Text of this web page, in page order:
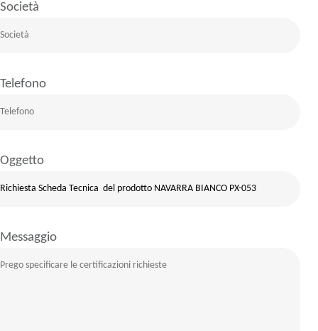
Società
Telefono
Oggetto
Messaggio